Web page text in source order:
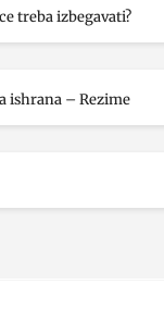
treba izbegavati?
ishrana – Rezime